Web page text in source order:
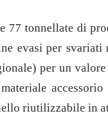
tonnellate di
evasi per
per un
riutilizzabile in